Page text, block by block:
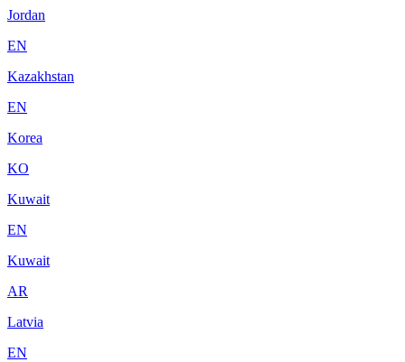
Jordan
EN
Kazakhstan
EN
Korea
KO
Kuwait
EN
Kuwait
AR
Latvia
EN